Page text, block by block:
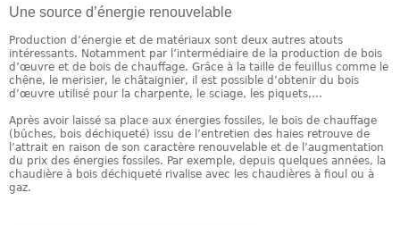
Une source d’énergie renouvelable
Production d’énergie et de matériaux sont deux autres atouts
intéressants. Notamment par l’intermédiaire de la production de bois
d’œuvre et de bois de chauffage. Grâce à la taille de feuillus comme le
chêne, le merisier, le châtaignier, il est possible d’obtenir du bois
d’œuvre utilisé pour la charpente, le sciage, les piquets,…
Après avoir laissé sa place aux énergies fossiles, le bois de chauffage
(bûches, bois déchiqueté) issu de l’entretien des haies retrouve de
l’attrait en raison de son caractère renouvelable et de l’augmentation
du prix des énergies fossiles. Par exemple, depuis quelques années, la
chaudière à bois déchiqueté rivalise avec les chaudières à fioul ou à
gaz.